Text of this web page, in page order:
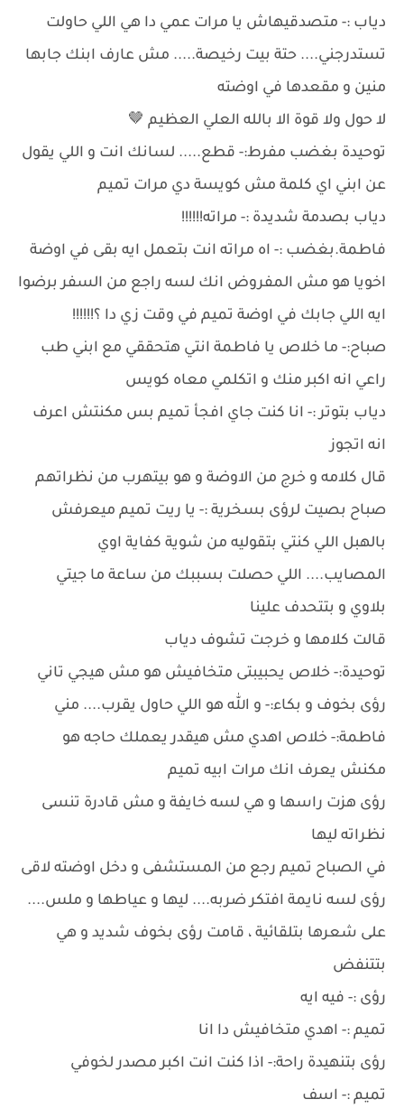
دياب :- متصدقيهاش يا مرات عمي دا هي اللي حاولت
تستدرجني.... حتة بيت رخيصة..... مش عارف ابنك جابها
منين و مقعدها في اوضته
لا حول ولا قوة الا بالله العلي العظيم 🤎
توحيدة بغضب مفرط:- قطع..... لسانك انت و اللي يقول
عن ابني اي كلمة مش كويسة دي مرات تميم
دياب بصدمة شديدة :- مراته!!!!!!
فاطمة.بغضب :- اه مراته انت بتعمل ايه بقى في اوضة
اخويا هو مش المفروض انك لسه راجع من السفر برضوا
ايه اللي جابك في اوضة تميم في وقت زي دا ؟!!!!!!
صباح:- ما خلاص يا فاطمة انتي هتحققي مع ابني طب
راعي انه اكبر منك و اتكلمي معاه كويس
دياب بتوتر :- انا كنت جاي افجأ تميم بس مكنتش اعرف
انه اتجوز
قال كلامه و خرج من الاوضة و هو بيتهرب من نظراتهم
صباح بصيت لرؤى بسخرية :- يا ريت تميم ميعرفش
بالهبل اللي كنتي بتقوليه من شوية كفاية اوي
المصايب.... اللي حصلت بسببك من ساعة ما جيتي
بلاوي و بتتحدف علينا
قالت كلامها و خرجت تشوف دياب
توحيدة:- خلاص يحبيبتى متخافيش هو مش هيجي تاني
رؤى بخوف و بكاء:- و الله هو اللي حاول يقرب.... مني
فاطمة:- خلاص اهدي مش هيقدر يعملك حاجه هو
مكنش يعرف انك مرات ابيه تميم
رؤى هزت راسها و هي لسه خايفة و مش قادرة تنسى
نظراته ليها
في الصباح تميم رجع من المستشفى و دخل اوضته لاقى
رؤى لسه نايمة افتكر ضربه.... ليها و عياطها و ملس....
على شعرها بتلقائية ، قامت رؤى بخوف شديد و هي
بتتنفض
رؤى :- فيه ايه
تميم :- اهدي متخافيش دا انا
رؤى بتنهيدة راحة:- اذا كنت انت اكبر مصدر لخوفي
تميم :- اسف